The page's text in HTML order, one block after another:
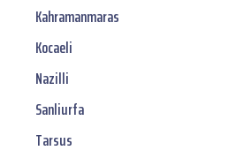
Kahramanmaras
Kocaeli
Nazilli
Sanliurfa
Tarsus